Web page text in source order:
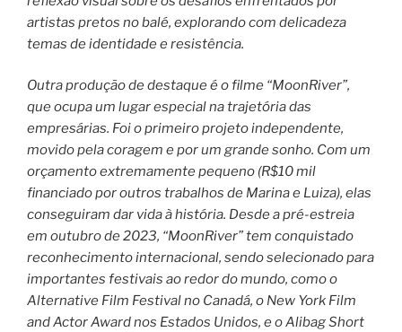
artistas pretos no balé, explorando com delicadeza
temas de identidade e resistência.
Outra produção de destaque é o filme “MoonRiver”,
que ocupa um lugar especial na trajetória das
empresárias. Foi o primeiro projeto independente,
movido pela coragem e por um grande sonho. Com um
orçamento extremamente pequeno (R$10 mil
financiado por outros trabalhos de Marina e Luiza), elas
conseguiram dar vida à história. Desde a pré-estreia
em outubro de 2023, “MoonRiver” tem conquistado
reconhecimento internacional, sendo selecionado para
importantes festivais ao redor do mundo, como o
Alternative Film Festival no Canadá, o New York Film
and Actor Award nos Estados Unidos, e o Alibag Short